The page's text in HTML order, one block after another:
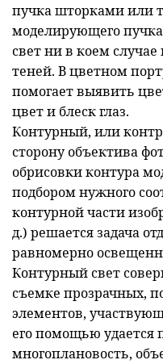
пучка шторками или
моделирующего пучка
свет ни в коем
теней. В цветном
помогает выявить
цвет и блеск глаз.
Контурный, или
сторону объектива
обрисовки контура
подбором нужного
контурной части
д.) решается задача
равномерно
Контурный свет
съемке прозрачных,
элементов,
его помощью удается
многоплановость,